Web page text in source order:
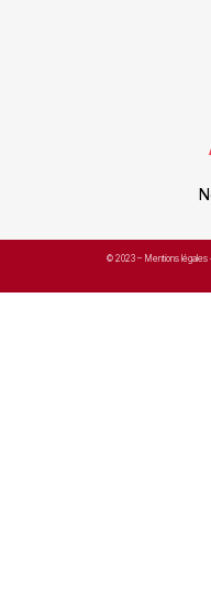
© 2023 – Mentions légales